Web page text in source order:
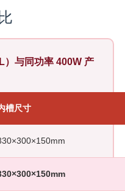
）与同功率 400W 产
槽尺寸